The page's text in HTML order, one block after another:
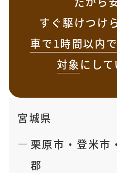
すぐ駆けつけ
車で1時間以内
対象にして
宮城県
栗原市 ・ 登米市
郡